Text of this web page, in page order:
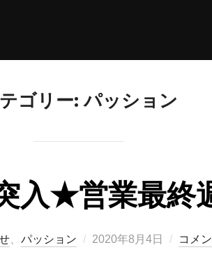
ゴリー:パッション
入★営業最終
、 パッション
投
2020年8月4日 コメ